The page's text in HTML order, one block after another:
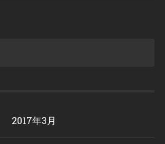
2017年3月